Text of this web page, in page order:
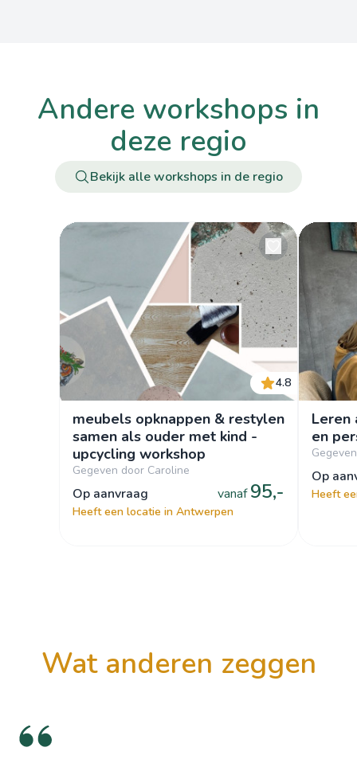
andere workshops in
deze regio
Bekijk alle workshops in de regio
4.8
meubels opknappen & restylen
samen als ouder met kind -
upcycling workshop
Gegeven door Caroline
op aanvraag vanaf 95,-
Heeft een locatie in Antwerpen
Leren
en
op
Heeft
wat anderen zeggen